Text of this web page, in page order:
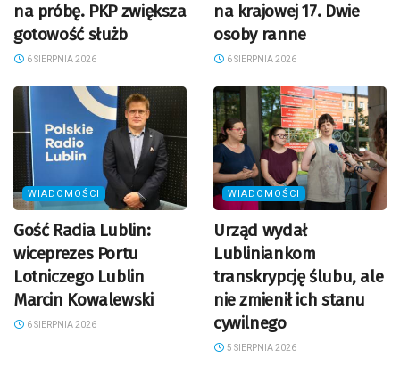
na próbę. PKP zwiększa
gotowość służb
6 SIERPNIA 2026
na krajowej 17. Dwie
osoby ranne
6 SIERPNIA 2026
WIADOMOŚCI
Gość Radia Lublin:
wiceprezes Portu
Lotniczego Lublin
Marcin Kowalewski
6 SIERPNIA 2026
WIADOMOŚCI
Urząd wydał
Lubliniankom
transkrypcję ślubu, ale
nie zmienił ich stanu
cywilnego
5 SIERPNIA 2026